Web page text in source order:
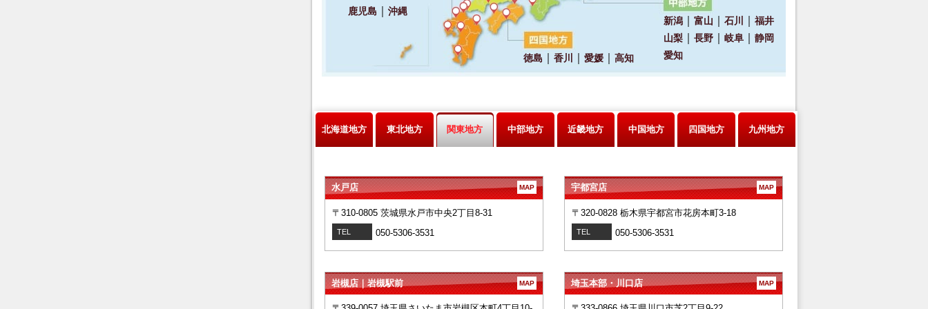
北海道地方 東北地方 関東地方 中部地方 近畿地方 中国地方 四国地方 九州地方
水戸店 MAP
〒310-0805 茨城県水戸市中央2丁目8-31
TEL 050-5306-3531
宇都宮店 MAP
〒320-0828 栃木県宇都宮市花房本町3-18
TEL 050-5306-3531
岩槻店｜岩槻駅前 MAP 埼玉本部・川口店 MAP